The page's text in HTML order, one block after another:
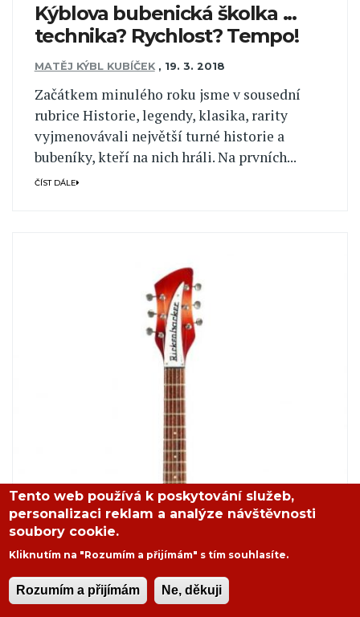
Kýblova bubenická školka ...
technika? Rychlost? Tempo!
MATĚJ KÝBL KUBÍČEK , 19. 3. 2018
Začátkem minulého roku jsme v sousední
rubrice Historie, legendy, klasika, rarity
vyjmenovávali největší turné historie a
bubeníky, kteří na nich hráli. Na prvních...
ČÍST DÁLE
Tento web používá k poskytování služeb,
personalizaci reklam a analýze návštěvnosti
soubory cookie.
Kliknutím na "Rozumím a přijímám" s tím souhlasíte.
Rozumím a přijímám Ne, děkuji